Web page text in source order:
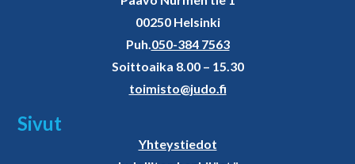
00250 Helsinki
Puh. 050-384 7563
Soittoaika 8.00 – 15.30
toimisto@judo.fi
Sivut
Yhteystiedot